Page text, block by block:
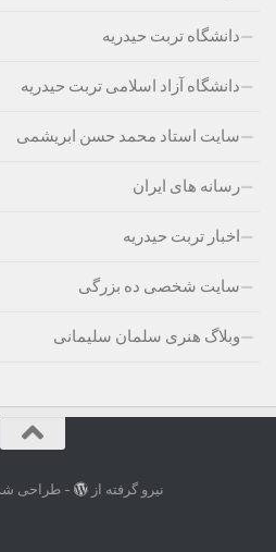
دانشگاه تربت حیدریه
دانشگاه آزاد اسلامی تربت حیدریه
سایت استاد محمد حسن ابریشمی
رسانه های ایران
اخبار تربت حیدریه
سایت شخصی ده بزرگی
وبلاگ هنری سلمان سلیمانی
نیرو گرفته از - طراحی